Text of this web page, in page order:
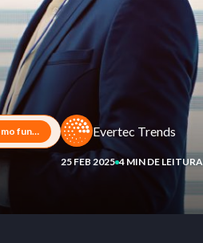
Chamada de capital: o que é e como funciona no mercado financeiro Evertec Trends
25 FEB 2025 4 MIN DE LEITURA